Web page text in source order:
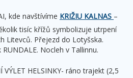
kde navštívíme KRIŽIU KALNAS –
tisíc křížů symbolizuje utrpení
Litevců. Přejezd do Lotyšska.
Nocleh v Tallinnu.
VÝLET HELSINKY- ráno trajekt (2,5